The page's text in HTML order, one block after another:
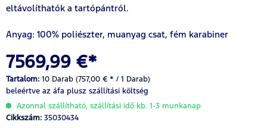
eltávolíthatók a tartópántról.
Anyag: 100% poliészter, muanyag csat, fém karabiner
7569,99 €*
Tartalom: 10 Darab (757,00 € * / 1 Darab)
beleértve az áfa plusz szállítási költség
Azonnal szállítható, szállítási idő kb. 1-3 munkanap
Cikkszám: 35030434